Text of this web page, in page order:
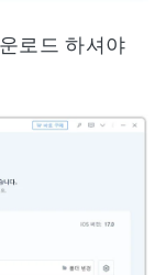
로드 하셔야